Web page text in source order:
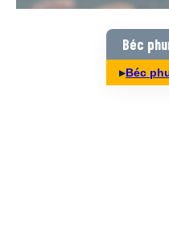
Béc
Biên
Biên
Béc
Béc